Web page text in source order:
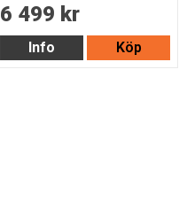
6 499 kr
Info Köp